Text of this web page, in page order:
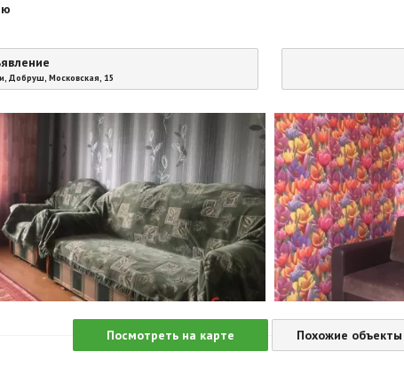
Добруш, Московская, 15
Посмотреть на карте Похожие